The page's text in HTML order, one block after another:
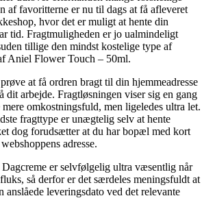
af favoritterne er nu til dags at få afleveret
hvor det er muligt at hente din
tid. Fragtmuligheden er jo ualmindeligt
tillige den mindst kostelige type af
Aniel Flower Touch – 50ml.
at få ordren bragt til din hjemmeadresse
dit arbejde. Fragtløsningen viser sig en gang
omkostningsfuld, men ligeledes ultra let.
fragttype er unægtelig selv at hente
dog forudsætter at du har bopæl med kort
adresse.
er selvfølgelig ultra væsentlig når
så derfor er det særdeles meningsfuldt at
anslåede leveringsdato ved det relevante